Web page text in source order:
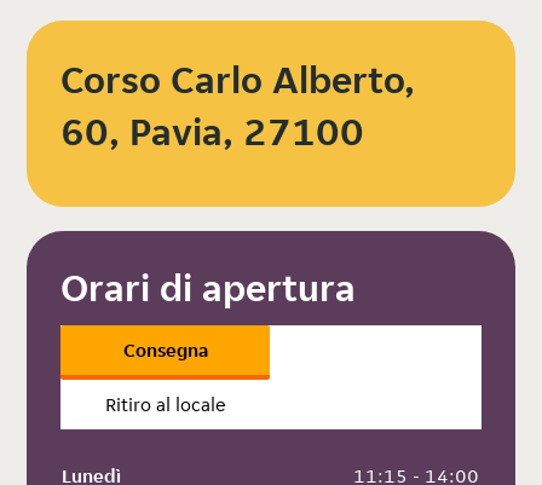
Corso Carlo Alberto,
60, Pavia, 27100
Orari di apertura
Consegna
Ritiro al locale
Lunedì
11:15 - 14:00